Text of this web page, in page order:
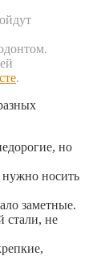
.
но
носить
заметные.
стали, не